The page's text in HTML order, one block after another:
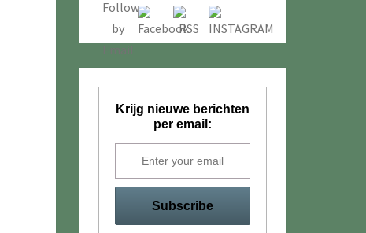
Krijg nieuwe berichten
per email: